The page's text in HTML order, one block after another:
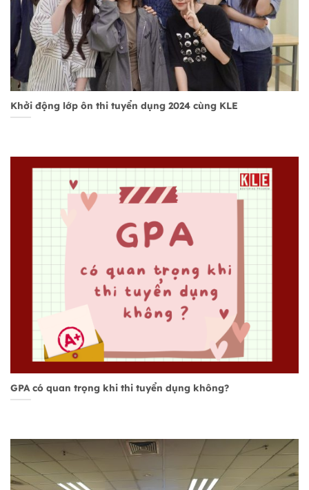
Khởi động lớp ôn thi tuyển dụng 2024 cùng KLE
GPA có quan trọng khi thi tuyển dụng không?